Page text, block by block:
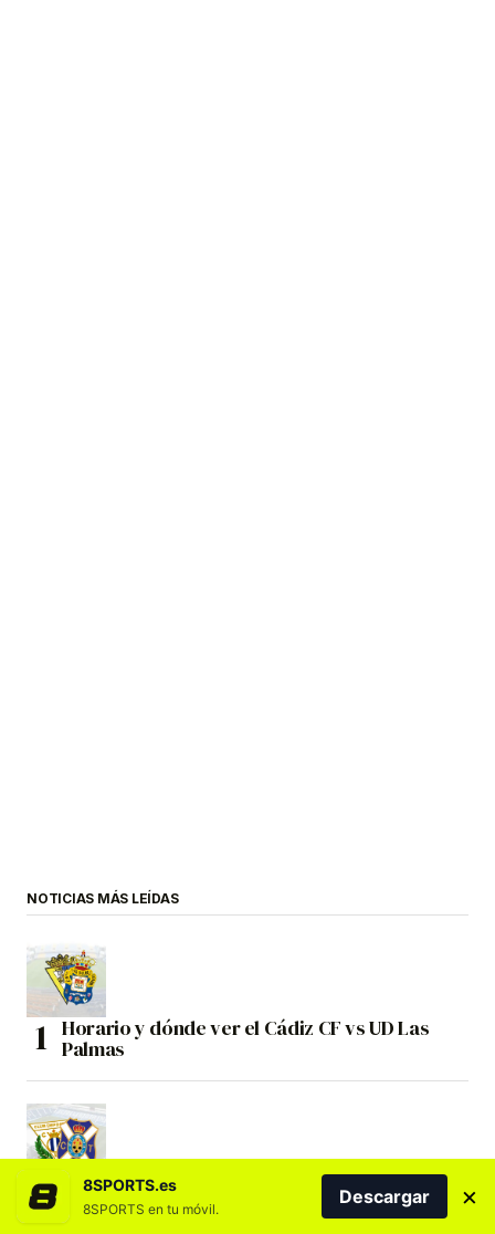
NOTICIAS MÁS LEÍDAS
Horario y dónde ver el Cádiz CF vs UD Las
Palmas
Horario y dónde ver el CD Leganés vs CD
Tenerife
8SPORTS.es
8SPORTS en tu móvil.
Descargar ×